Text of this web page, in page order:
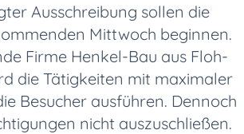
Ausschreibung sollen die
Mittwoch beginnen.
Firme Henkel-Bau aus Floh-
die Tätigkeiten mit maximaler
Besucher ausführen. Dennoch
nicht auszuschließen.